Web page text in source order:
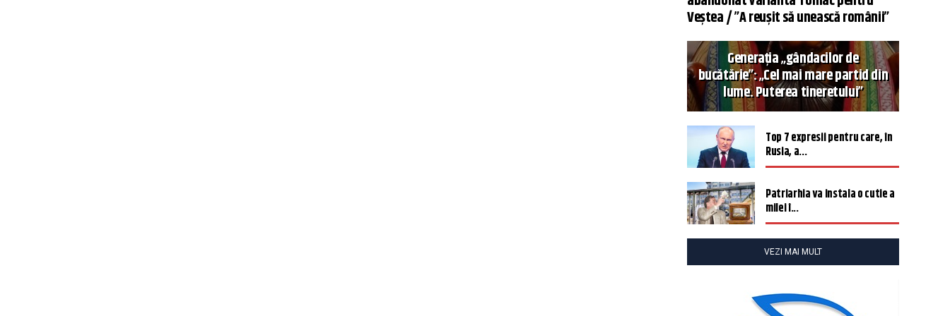
Veștea / ”A reușit să unească românii”
Generația „gândacilor de
bucătărie”: „Cel mai mare partid din
lume. Puterea tineretului”
Top 7 expresii pentru care, în
Rusia, a...
Patriarhia va instala o cutie a
milei î...
VEZI MAI MULT